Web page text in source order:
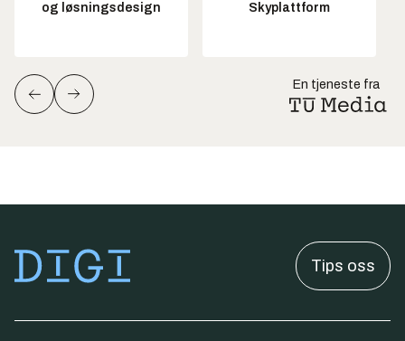
og løsningsdesign
Skyplattform
En tjeneste fra
Tips oss